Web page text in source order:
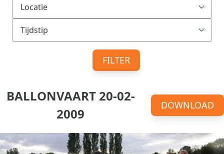
FILTER
BALLONVAART 20-02-
2009
DOWNLOAD